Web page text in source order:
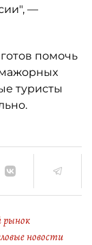
—
помочь
туристы
рынок
новости